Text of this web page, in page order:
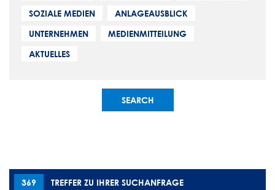
TREFFER ZU IHRER SUCHANFRAGE
369
SOZIALE MEDIEN
ANLAGEAUSBLICK
UNTERNEHMEN
MEDIENMITTEILUNG
AKTUELLES